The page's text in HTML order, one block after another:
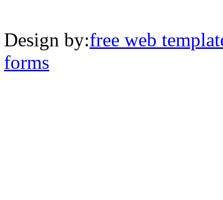
Design by:free web
forms